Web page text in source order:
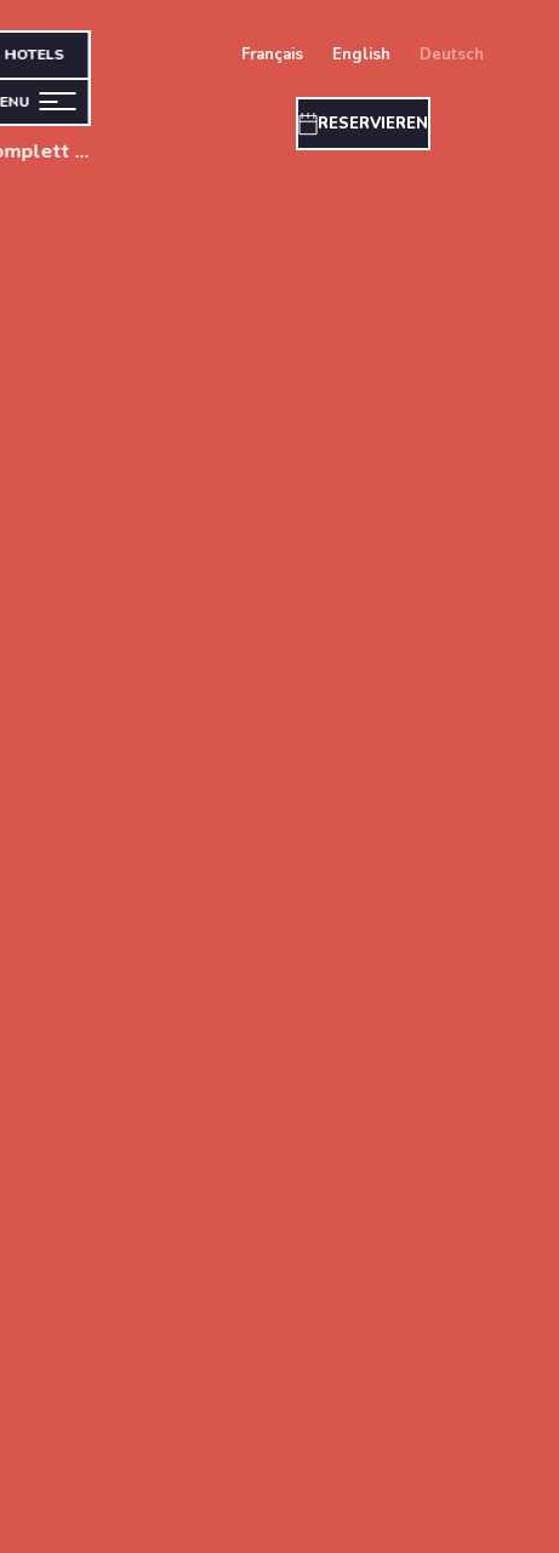
HOTELS
Die Küche der Purple Lounge wurde komplett renoviert und präsentiert nun ihre neue Sommerkarte
français english deutsch
RESERVIEREN